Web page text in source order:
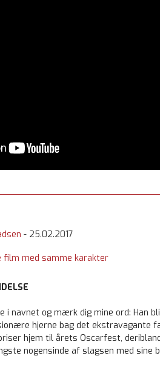
- 25.02.2017
film med samme karakter
i navnet og mærk dig mine ord: Han
hjerne bag det ekstravagante
hjem til årets Oscarfest,
nogensinde af slagsen med sine